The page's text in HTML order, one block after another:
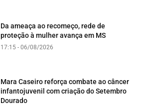
Da ameaça ao recomeço, rede de
proteção à mulher avança em MS
17:15 - 06/08/2026
Mara Caseiro reforça combate ao câncer
infantojuvenil com criação do Setembro
Dourado